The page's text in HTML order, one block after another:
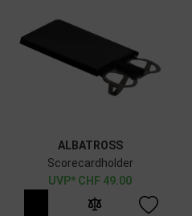
ALBATROSS
Scorecardholder
CHF 49.00